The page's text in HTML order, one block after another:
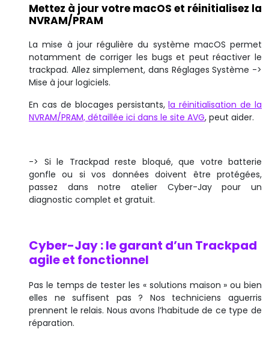
Mettez à jour votre macOS et réinitialisez la
NVRAM/PRAM
La mise à jour régulière du système macOS permet
notamment de corriger les bugs et peut réactiver le
trackpad. Allez simplement, dans Réglages Système ->
Mise à jour logiciels.
En cas de blocages persistants,la réinitialisation de la
NVRAM/PRAM, détaillée ici dans le site AVG, peut aider.
-> Si le Trackpad reste bloqué, que votre batterie
gonfle ou si vos données doivent être protégées,
passez dans notre atelier Cyber-Jay pour un
diagnostic complet et gratuit.
Cyber-Jay : le garant d’un Trackpad
agile et fonctionnel
Pas le temps de tester les « solutions maison » ou bien
elles ne suffisent pas ? Nos techniciens aguerris
prennent le relais. Nous avons l’habitude de ce type de
réparation.